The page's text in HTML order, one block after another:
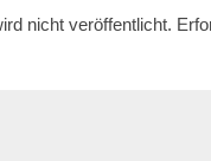
nicht veröffentlicht.